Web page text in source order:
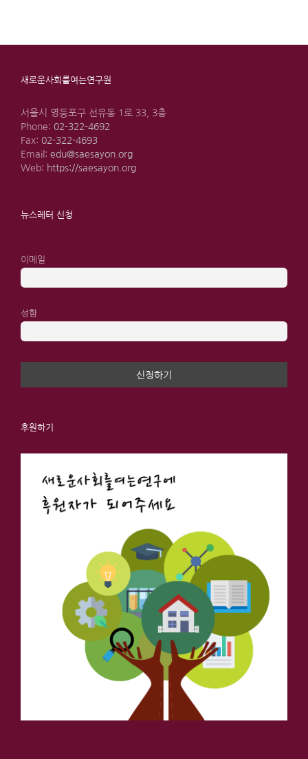
새로운사회를여는연구원
서울시 영등포구 선유동 1로 33, 3층
Phone: 02-322-4692
Fax: 02-322-4693
Email: edu@saesayon.org
Web: https://saesayon.org
뉴스레터 신청
이메일
성함
후원하기